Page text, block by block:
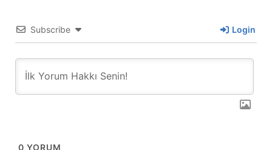
Subscribe Login
0 YORUM